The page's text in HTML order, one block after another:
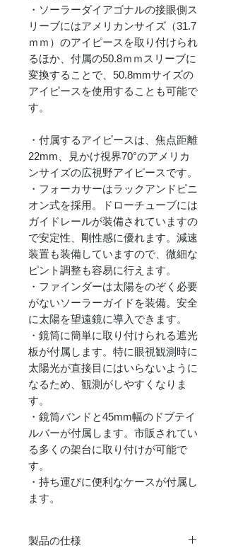
・ソーラーダイアゴナルの接眼側ス
リーブにはアメリカンサイズ（31.7
ｍｍ）のアイピースを取り付けられ
るほか、付属の50.8ｍｍスリーブに
変換することで、50.8mmサイズの
アイピースを使用することも可能で
す。
・付属するアイピースは、焦点距離
22mm、見かけ視界70°のアメリカ
ンサイズの広視野アイピースです。
・フォーカサーはラックアンドピニ
オン式を採用。ドローチューブには
ガイドレールが装備されていますの
で安定性、剛性感に優れます。減速
装置も装備していますので、微細な
ピント調整も容易に行えます。
・ファインダーは太陽をのぞく必要
がないソーラーガイドを装備。安全
に太陽を望遠鏡に導入できます。
・鏡筒に簡単に取り付けられる遮光
板が付属します。特に眼視観測時に
太陽光が直接目にはいらないように
なるため、観測がしやすくなりま
す。
・鏡筒バンドと45mm幅のドブテイ
ルバーが付属します。市販されてい
る多くの架台に取り付けが可能で
す。
・持ち運びに便利なケースが付属し
ます。
製品の仕様